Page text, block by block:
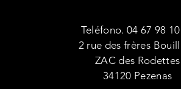
Teléfono. 04 67 98
2 rue des frères
ZAC des Rodettes
34120 Pezenas